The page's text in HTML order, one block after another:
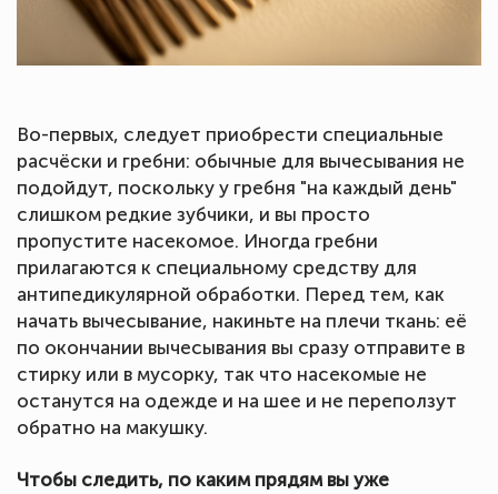
Во-первых, следует приобрести специальные
расчёски и гребни: обычные для вычесывания не
подойдут, поскольку у гребня "на каждый день"
слишком редкие зубчики, и вы просто
пропустите насекомое. Иногда гребни
прилагаются к специальному средству для
антипедикулярной обработки. Перед тем, как
начать вычесывание, накиньте на плечи ткань: её
по окончании вычесывания вы сразу отправите в
стирку или в мусорку, так что насекомые не
останутся на одежде и на шее и не переползут
обратно на макушку.
Чтобы следить, по каким прядям вы уже